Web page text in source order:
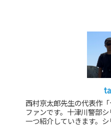
西村京太郎先生の代表作
ファンです。十津川警部
一つ紹介していきます。